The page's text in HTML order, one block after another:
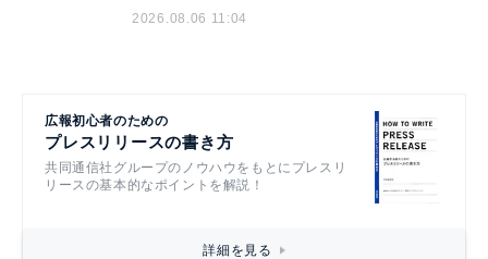
2026.08.06 11:04
広報初心者のための
プレスリリースの書き方
共同通信社グループのノウハウをもとにプレスリ
リースの基本的なポイントを解説！
詳細を見る